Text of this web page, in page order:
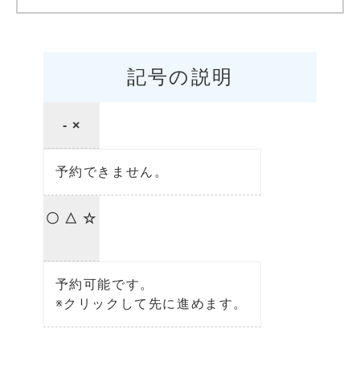
記号の説明
- ×
予約できません。
〇 △ ☆
予約可能です。
※クリックして先に進めます。